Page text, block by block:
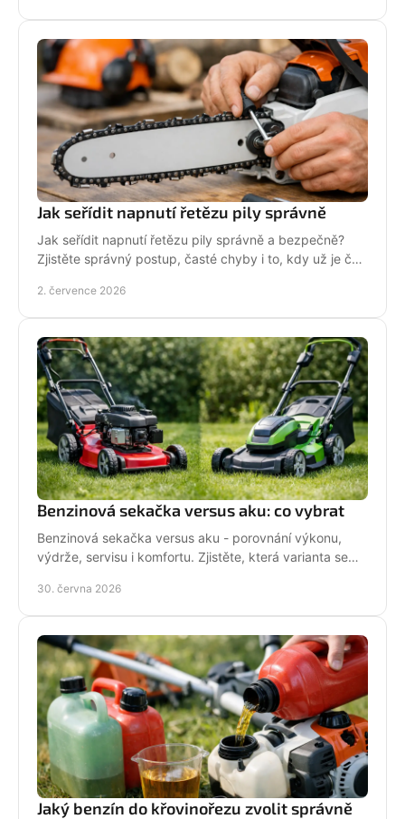
Jak seřídit napnutí řetězu pily správně
Jak seřídit napnutí řetězu pily správně a bezpečně?
Zjistěte správný postup, časté chyby i to, kdy už je čas
2. července 2026
Benzinová sekačka versus aku: co vybrat
Benzinová sekačka versus aku - porovnání výkonu,
výdrže, servisu i komfortu. Zjistěte, která varianta se
30. června 2026
Jaký benzín do křovinořezu zvolit správně